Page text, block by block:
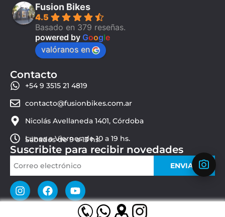
Fusion Bikes
4.5
Basado en 379 reseñas.
powered by Google
valóranos en
Contacto
+54 9 3515 21 4819
contacto@fusionbikes.com.ar
Nicolás Avellaneda 1401, Córdoba
Lunes a Viernes de 10 a 19 hs.
Sábados de 9 a 13 hs.
Suscribite para recibir novedades
ENVIAR
© 2026 Fusion Bikes